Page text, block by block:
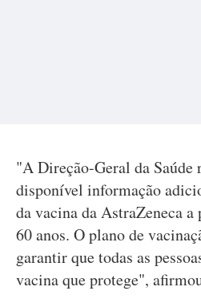
"A Direção-Geral da Saúde
disponível informação
da vacina da AstraZeneca a
60 anos. O plano de
garantir que todas as
vacina que protege",